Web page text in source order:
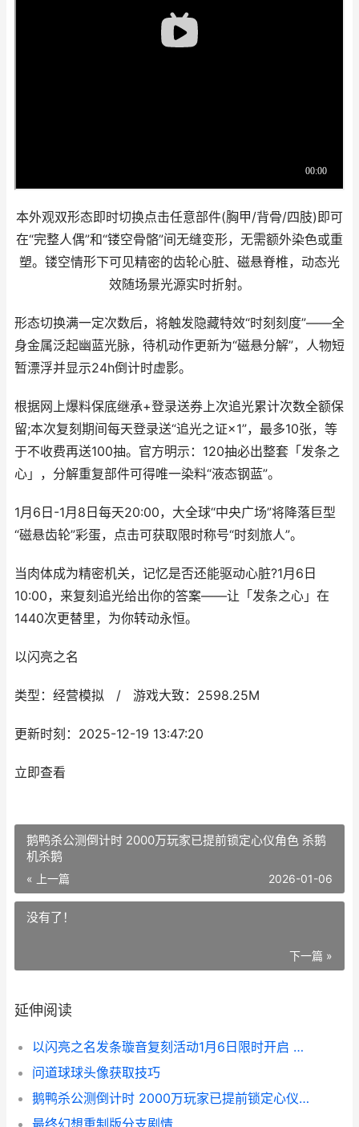
本外观双形态即时切换点击任意部件(胸甲/背骨/四肢)即可
在“完整人偶”和“镂空骨骼”间无缝变形，无需额外染色或重
塑。镂空情形下可见精密的齿轮心脏、磁悬脊椎，动态光
效随场景光源实时折射。
形态切换满一定次数后，将触发隐藏特效“时刻刻度”——全
身金属泛起幽蓝光脉，待机动作更新为“磁悬分解”，人物短
暂漂浮并显示24h倒计时虚影。
根据网上爆料保底继承+登录送券上次追光累计次数全额保
留;本次复刻期间每天登录送“追光之证×1”，最多10张，等
于不收费再送100抽。官方明示：120抽必出整套「发条之
心」，分解重复部件可得唯一染料“液态钢蓝”。
1月6日-1月8日每天20:00，大全球“中央广场”将降落巨型
“磁悬齿轮”彩蛋，点击可获取限时称号“时刻旅人”。
当肉体成为精密机关，记忆是否还能驱动心脏?1月6日
10:00，来复刻追光给出你的答案——让「发条之心」在
1440次更替里，为你转动永恒。
以闪亮之名
类型：经营模拟 / 游戏大致：2598.25M
更新时刻：2025-12-19 13:47:20
立即查看
鹅鸭杀公测倒计时 2000万玩家已提前锁定心仪角色 杀鹅
机杀鹅
« 上一篇 2026-01-06
没有了！
下一篇 »
延伸阅读
以闪亮之名发条璇音复刻活动1月6日限时开启 以闪亮之名发条弦音
问道球球头像获取技巧
鹅鸭杀公测倒计时 2000万玩家已提前锁定心仪角色 杀鹅机杀鹅
最终幻想重制版分支剧情